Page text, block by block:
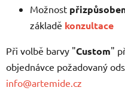
Možnost
základě konzultace
Při volbě barvy "Custom"
objednávce požadovaný
info@artemide.cz